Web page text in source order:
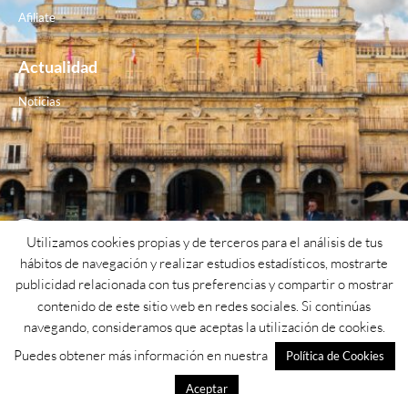
Afiliate
Actualidad
Noticias
Contacto
Teléfono: 923 26 62 25
Email: psoe@psoesalamanca.org
Utilizamos cookies propias y de terceros para el análisis de tus
hábitos de navegación y realizar estudios estadísticos, mostrarte
publicidad relacionada con tus preferencias y compartir o mostrar
contenido de este sitio web en redes sociales. Si continúas
navegando, consideramos que aceptas la utilización de cookies.
Puedes obtener más información en nuestra
Política de Cookies
Aceptar